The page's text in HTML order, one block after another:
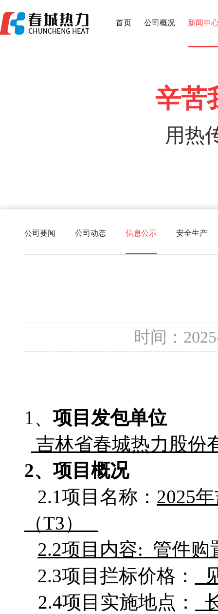
首页 公司概况 新闻中
辛苦
用热
公司要闻 公司动态 信息公示 安全生产
时间：
1、 项目发包单位
吉林省春城热力股份
2、项目概况
2.1项目名称： 2025年
（T3）
2.2项目 内容: 管件购
2.3项目拦标价格：
2.4项目实施地点：